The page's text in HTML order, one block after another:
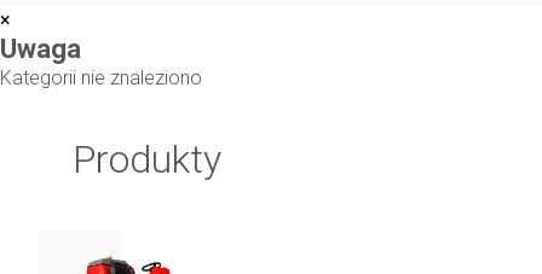
×
Uwaga
Kategorii nie znaleziono
Produkty